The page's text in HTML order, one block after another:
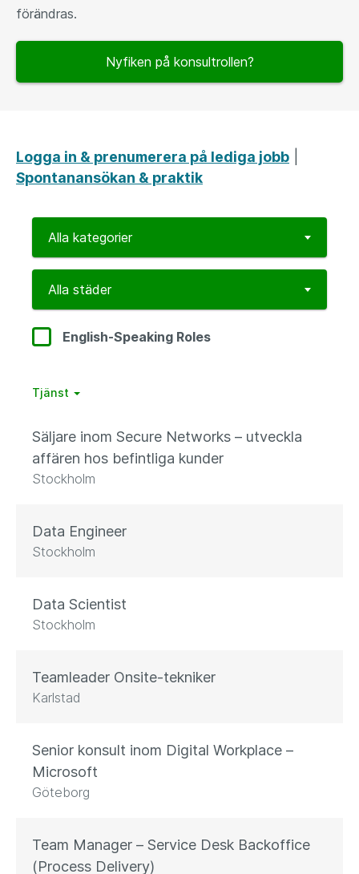
förändras.
Nyfiken på konsultrollen?
Logga in & prenumerera på lediga jobb
Spontanansökan & praktik
English-Speaking Roles
Tjänst
Säljare inom Secure Networks – utveckla
affären hos befintliga kunder
Stockholm
Data Engineer
Stockholm
Data Scientist
Stockholm
Teamleader Onsite-tekniker
Karlstad
Senior konsult inom Digital Workplace –
Microsoft
Göteborg
Team Manager – Service Desk Backoffice
(Process Delivery)